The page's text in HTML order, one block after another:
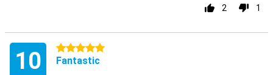
2 1
10 5 stars
Fantastic